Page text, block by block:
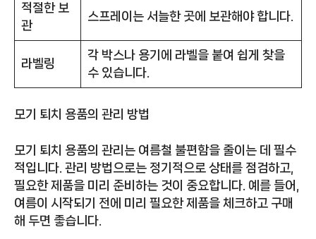
적절한 보
관
스프레이는 서늘한 곳에 보관해야 합니다.
라벨링
각 박스나 용기에 라벨을 붙여 쉽게 찾을
수 있습니다.
모기 퇴치 용품의 관리 방법
모기 퇴치 용품의 관리는 여름철 불편함을 줄이는 데 필수
적입니다. 관리 방법으로는 정기적으로 상태를 점검하고,
필요한 제품을 미리 준비하는 것이 중요합니다. 예를 들어,
여름이 시작되기 전에 미리 필요한 제품을 체크하고 구매
해 두면 좋습니다.